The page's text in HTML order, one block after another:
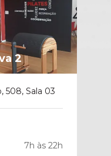
2
508, Sala 03
7h às 22h